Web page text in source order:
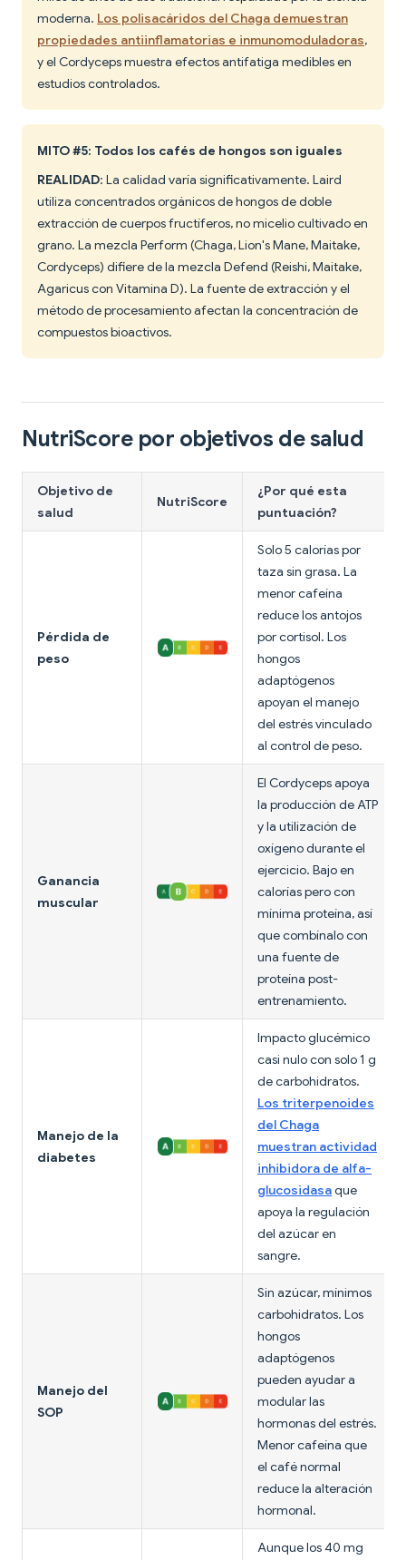
moderna. Los polisacáridos del Chaga demuestran
propiedades antiinflamatorias e inmunomoduladoras,
y el Cordyceps muestra efectos antifatiga medibles en
estudios controlados.
MITO #5: Todos los cafés de hongos son iguales
REALIDAD: La calidad varía significativamente. Laird
utiliza concentrados orgánicos de hongos de doble
extracción de cuerpos fructíferos, no micelio cultivado en
grano. La mezcla Perform (Chaga, Lion's Mane, Maitake,
Cordyceps) difiere de la mezcla Defend (Reishi, Maitake,
Agaricus con Vitamina D). La fuente de extracción y el
método de procesamiento afectan la concentración de
compuestos bioactivos.
NutriScore por objetivos de salud
Objetivo de
salud
NutriScore
¿Por qué esta
puntuación?
Pérdida de
peso
Solo 5 calorías por
taza sin grasa. La
menor cafeína
reduce los antojos
por cortisol. Los
hongos
adaptógenos
apoyan el manejo
del estrés vinculado
al control de peso.
Ganancia
muscular
El Cordyceps apoya
la producción de ATP
y la utilización de
oxígeno durante el
ejercicio. Bajo en
calorías pero con
mínima proteína, así
que combínalo con
una fuente de
proteína post-
entrenamiento.
Manejo de la
diabetes
Impacto glucémico
casi nulo con solo 1 g
de carbohidratos.
Los triterpenoides
del Chaga
muestran actividad
inhibidora de alfa-
glucosidasaque
apoya la regulación
del azúcar en
sangre.
Manejo del
SOP
Sin azúcar, mínimos
carbohidratos. Los
hongos
adaptógenos
pueden ayudar a
modular las
hormonas del estrés.
Menor cafeína que
el café normal
reduce la alteración
hormonal.
Aunque los 40 mg